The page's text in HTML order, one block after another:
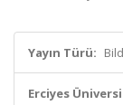
Yayın Türü:
Erciyes